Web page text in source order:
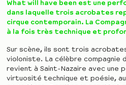
What will have been est une
dans laquelle trois acrobates
cirque contemporain. La
à la fois très technique et
Sur scène, ils sont trois acrobates
violoniste. La célèbre compagnie
revient à Saint-Nazaire avec une
virtuosité technique et poésie,